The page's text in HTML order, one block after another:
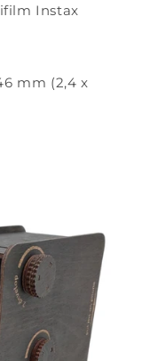
Instax
mm (2,4 x